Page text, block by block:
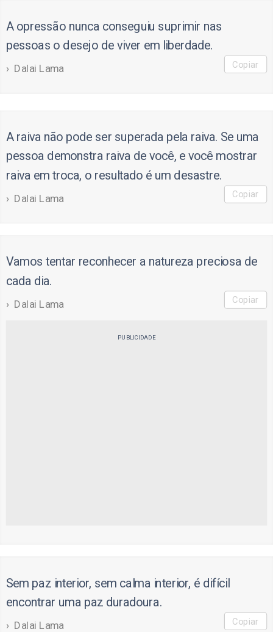
A opressão nunca conseguiu suprimir nas
pessoas o desejo de viver em liberdade.
Dalai Lama Copiar
A raiva não pode ser superada pela raiva. Se uma
pessoa demonstra raiva de você, e você mostrar
raiva em troca, o resultado é um desastre.
Dalai Lama Copiar
Vamos tentar reconhecer a natureza preciosa de
cada dia.
Dalai Lama Copiar
PUBLICIDADE
Sem paz interior, sem calma interior, é difícil
encontrar uma paz duradoura.
Dalai Lama Copiar